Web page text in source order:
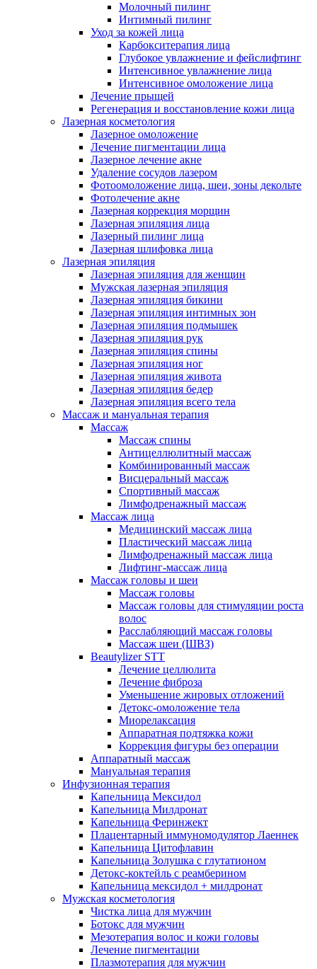
Молочный пилинг
Интимный пилинг
Уход за кожей лица
Карбокситерапия лица
Глубокое увлажнение и фейслифтинг
Интенсивное увлажнение лица
Интенсивное омоложение лица
Лечение прыщей
Регенерация и восстановление кожи лица
Лазерная косметология
Лазерное омоложение
Лечение пигментации лица
Лазерное лечение акне
Удаление сосудов лазером
Фотоомоложение лица, шеи, зоны декольте
Фотолечение акне
Лазерная коррекция морщин
Лазерная эпиляция лица
Лазерный пилинг лица
Лазерная шлифовка лица
Лазерная эпиляция
Лазерная эпиляция для женщин
Мужская лазерная эпиляция
Лазерная эпиляция бикини
Лазерная эпиляция интимных зон
Лазерная эпиляция подмышек
Лазерная эпиляция рук
Лазерная эпиляция спины
Лазерная эпиляция ног
Лазерная эпиляция живота
Лазерная эпиляция бедер
Лазерная эпиляция всего тела
Массаж и мануальная терапия
Массаж
Массаж спины
Антицеллюлитный массаж
Комбинированный массаж
Висцеральный массаж
Спортивный массаж
Лимфодренажный массаж
Массаж лица
Медицинский массаж лица
Пластический массаж лица
Лимфодренажный массаж лица
Лифтинг-массаж лица
Массаж головы и шеи
Массаж головы
Массаж головы для стимуляции роста
волос
Расслабляющий массаж головы
Массаж шеи (ШВЗ)
Beautylizer STT
Лечение целлюлита
Лечение фиброза
Уменьшение жировых отложений
Детокс-омоложение тела
Миорелаксация
Аппаратная подтяжка кожи
Коррекция фигуры без операции
Аппаратный массаж
Мануальная терапия
Инфузионная терапия
Капельница Мексидол
Капельница Милдронат
Капельница Феринжект
Плацентарный иммуномодулятор Лаеннек
Капельница Цитофлавин
Капельница Золушка с глутатионом
Детокс-коктейль с реамберином
Капельница мексидол + милдронат
Мужская косметология
Чистка лица для мужчин
Ботокс для мужчин
Мезотерапия волос и кожи головы
Лечение пигментации
Плазмотерапия для мужчин